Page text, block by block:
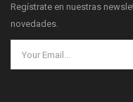
Regístrate en nuestras
novedades.